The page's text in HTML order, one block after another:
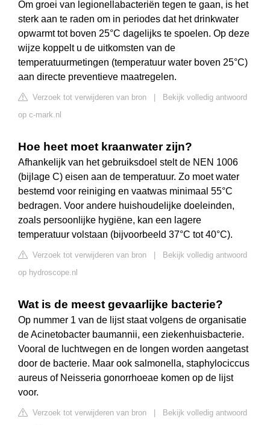
Om groei van legionellabacteriën tegen te gaan, is het
sterk aan te raden om in periodes dat het drinkwater
opwarmt tot boven 25°C dagelijks te spoelen. Op deze
wijze koppelt u de uitkomsten van de
temperatuurmetingen (temperatuur water boven 25°C)
aan directe preventieve maatregelen.
Verzoek tot verwijderen van bron
Bekijk volledig antwoord
op c-mark.nl
Hoe heet moet kraanwater zijn?
Afhankelijk van het gebruiksdoel stelt de NEN 1006
(bijlage C) eisen aan de temperatuur. Zo moet water
bestemd voor reiniging en vaatwas minimaal 55°C
bedragen. Voor andere huishoudelijke doeleinden,
zoals persoonlijke hygiëne, kan een lagere
temperatuur volstaan (bijvoorbeeld 37°C tot 40°C).
Verzoek tot verwijderen van bron
Bekijk volledig antwoord
op hydroscope.nl
Wat is de meest gevaarlijke bacterie?
Op nummer 1 van de lijst staat volgens de organisatie
de Acinetobacter baumannii, een ziekenhuisbacterie.
Vooral de luchtwegen en de longen worden aangetast
door de bacterie. Maar ook salmonella, staphylociccus
aureus of Neisseria gonorrhoeae komen op de lijst
voor.
Verzoek tot verwijderen van bron
Bekijk volledig antwoord